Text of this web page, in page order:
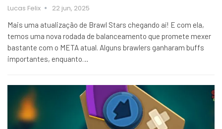
Lucas Felix 22 jun, 2025
Mais uma atualização de Brawl Stars chegando aí! E com ela,
temos uma nova rodada de balanceamento que promete mexer
bastante com o META atual. Alguns brawlers ganharam buffs
importantes, enquanto…